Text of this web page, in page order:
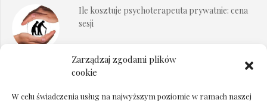
Zarządzaj zgodami plików
cookie
W celu świadczenia usług na najwyższym poziomie w ramach naszej
Ile kosztuje psychoterapeuta prywatnie: cena
sesji
Dokumenty do odbioru przy zmianie biura